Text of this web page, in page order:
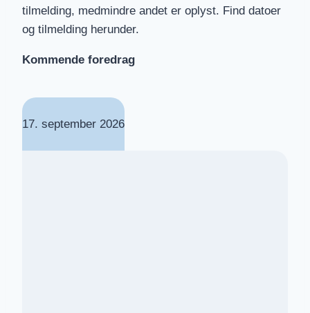
tilmelding, medmindre andet er oplyst. Find datoer
og tilmelding herunder.
Kommende foredrag
17. september 2026